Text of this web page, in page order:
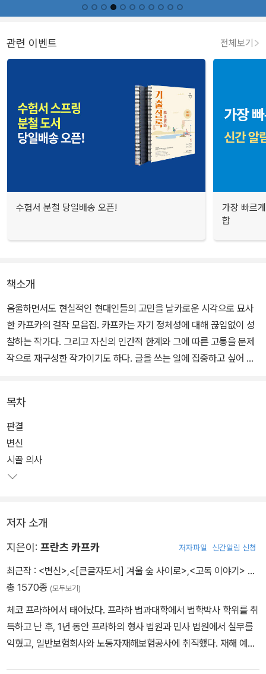
관련 이벤트 전체보기
수험서 분철 당일배송 오픈!
가장 빠르
합
책소개
음울하면서도 현실적인 현대인들의 고민을 날카로운 시각으로 묘사
한 카프카의 걸작 모음집. 카프카는 자기 정체성에 대해 끊임없이 성
찰하는 작가다. 그리고 자신의 인간적 한계와 그에 따른 고통을 문제
작으로 재구성한 작가이기도 하다. 글을 쓰는 일에 집중하고 싶어 했
이 책의 대표작 '변신'의 등장인물들도 인간 존엄성보다는 돈을 우선
시하며, 벌레로 변해서 일하지 못하게 된 주인공은 결국 버림받고 홀
로 죽음을 맞이한다. 이 책에 실린 9편의 작품들에는 평생 아버지와
의 대립을 겪으며 작가의 길과 생활인의 길에서 방황했던 카프카 자
목차
판결
변신
시골 의사
저자 소개
지은이: 프란츠 카프카 저자파일 신간알림 신청
최근작 : <변신> <[큰글자도서] 겨울 숲 사이로> <고독 이야기> …
총 1570종 (모두보기)
체코 프라하에서 태어났다. 프라하 법과대학에서 법학박사 학위를 취
득하고 난 후, 1년 동안 프라하의 형사 법원과 민사 법원에서 실무를
익혔고, 일반보험회사와 노동자재해보험공사에 취직했다. 재해 예방